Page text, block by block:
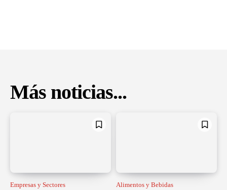
Más noticias...
Empresas y Sectores Alimentos y Bebidas